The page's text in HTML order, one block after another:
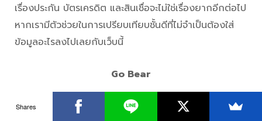
เรื่องประกัน บัตรเครดิต และสินเชื่อจะไม่ใช่เรื่องยากอีกต่อไป
หากเรามีตัวช่วยในการเปรียบเทียบชั้นดีที่ไม่จำเป็นต้องใส่
ข้อมูลอะไรลงไปเลยกับเว็บนี้
Go Bear
โกแบร์ คือเว็บไซต์เปรียบเทียบประกันได้ทุกประเภท ช่วยหา
Shares